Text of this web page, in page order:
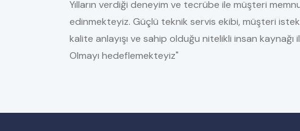
Yılların verdiği deneyim ve tecrübe ile müşteri
edinmekteyiz. Güçlü teknik servis ekibi, müşteri
kalite anlayışı ve sahip olduğu nitelikli insan kaynağı
Olmayı hedeflemekteyiz"